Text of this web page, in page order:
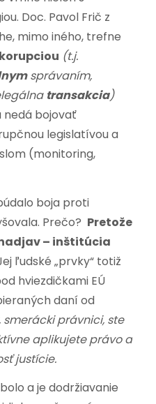
Doc. Pavol Frič z
mimo iného, trefne
(t.j.
správaním,
transakcia)
nedá bojovať
legislatívou a
(monitoring,
boja proti
Prečo? Pretože
– inštitúcia
ľudské „prvky“ totiž
hviezdičkami EÚ
daní od
smerácki právnici, ste
aplikujete právo a
justície.
a je dodržiavanie